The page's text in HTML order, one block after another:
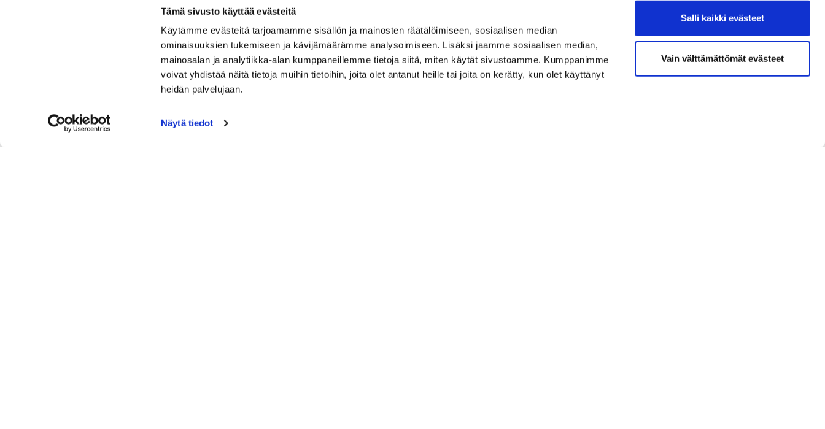
Tämä sivusto käyttää evästeitä
Käytämme evästeitä tarjoamamme sisällön ja mainosten räätälöimiseen, sosiaalisen median
ominaisuuksien tukemiseen ja kävijämäärämme analysoimiseen. Lisäksi jaamme sosiaalisen median,
mainosalan ja analytiikka-alan kumppaneillemme tietoja siitä, miten käytät sivustoamme. Kumppanimme
voivat yhdistää näitä tietoja muihin tietoihin, joita olet antanut heille tai joita on kerätty, kun olet käyttänyt
heidän palvelujaan.
Näytä tiedot
Salli kaikki evästeet
Vain välttämättömät evästeet